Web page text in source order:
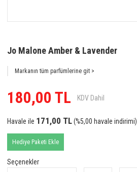
Jo Malone Amber & Lavender
Markanın tüm parfümlerine git >
180,00 TL KDV Dahil
Havale ile 171,00 TL(%5,00 havale indirimi)
Hediye Paketi Ekle
Seçenekler